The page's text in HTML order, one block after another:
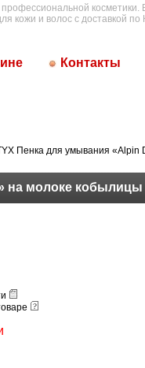
косметики.
кожи и волос с доставкой по
Контакты
Пенка для умывания «Alpin
на молоке кобылицы